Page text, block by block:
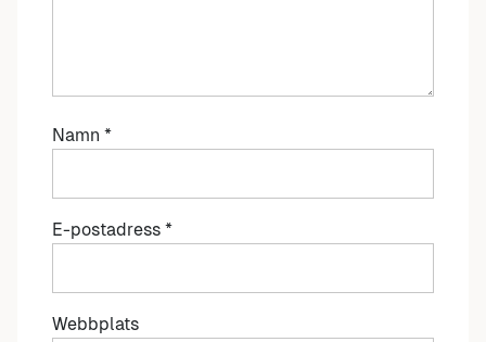
Namn *
E-postadress *
Webbplats